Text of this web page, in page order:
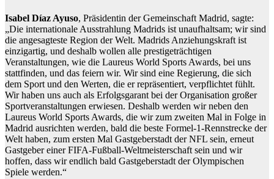
Isabel Díaz Ayuso, Präsidentin der Gemeinschaft Madrid, sagte:
„Die internationale Ausstrahlung Madrids ist unaufhaltsam; wir sind
die angesagteste Region der Welt. Madrids Anziehungskraft ist
einzigartig, und deshalb wollen alle prestigeträchtigen
Veranstaltungen, wie die Laureus World Sports Awards, bei uns
stattfinden, und das feiern wir. Wir sind eine Regierung, die sich
dem Sport und den Werten, die er repräsentiert, verpflichtet fühlt.
Wir haben uns auch als Erfolgsgarant bei der Organisation großer
Sportveranstaltungen erwiesen. Deshalb werden wir neben den
Laureus World Sports Awards, die wir zum zweiten Mal in Folge in
Madrid ausrichten werden, bald die beste Formel-1-Rennstrecke der
Welt haben, zum ersten Mal Gastgeberstadt der NFL sein, erneut
Gastgeber einer FIFA-Fußball-Weltmeisterschaft sein und wir
hoffen, dass wir endlich bald Gastgeberstadt der Olympischen
Spiele werden.“